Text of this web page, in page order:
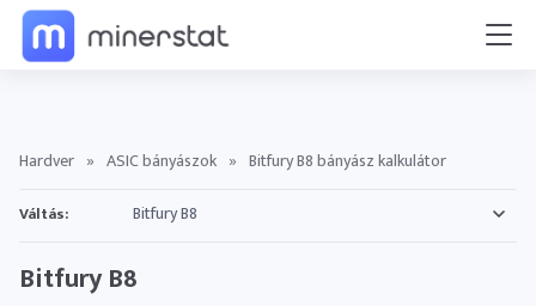
Hardver » ASIC bányászok » Bitfury B8 bányász kalkulátor
Váltás:
Bitfury B8